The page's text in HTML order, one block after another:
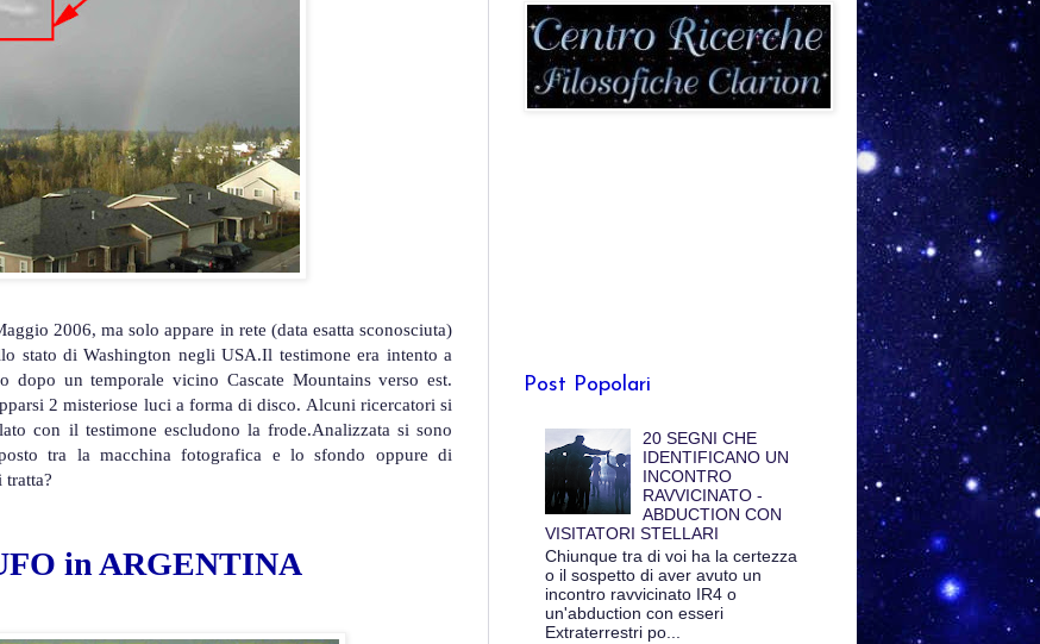
2006, ma solo appare in rete (data esatta sconosciuta)
stato di Washington negli USA.Il testimone era intento a
dopo un temporale vicino Cascate Mountains verso est.
2 misteriose luci a forma di disco. Alcuni ricercatori si
con il testimone escludono la frode.Analizzata si sono
tra la macchina fotografica e lo sfondo oppure di
in ARGENTINA
Post Popolari
20 SEGNI CHE
IDENTIFICANO UN
INCONTRO
RAVVICINATO -
ABDUCTION CON
VISITATORI STELLARI
Chiunque tra di voi ha la certezza
o il sospetto di aver avuto un
incontro ravvicinato IR4 o
un'abduction con esseri
Extraterrestri po...